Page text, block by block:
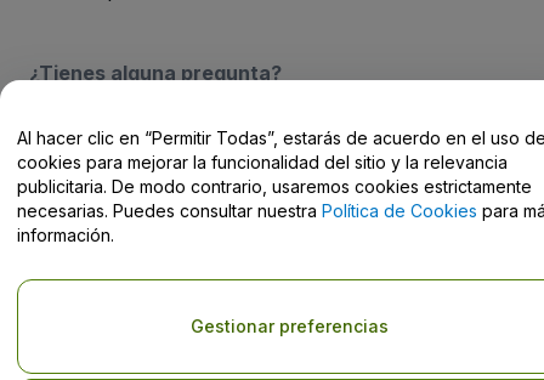
¿Tienes alguna pregunta?
Centro de Ayuda / Contacto
Derechos reservados © viagogo Entertainment Inc 2026 Datos de
El uso de este sitio web constituye la aceptación de los
Política de Privacidad, de laPolítica de Cookies
No compartir mi información personal ni tus opciones de
Al hacer clic en “Permitir Todas”, estarás de acuerdo en el uso
cookies para mejorar la funcionalidad del sitio y la relevancia
publicitaria. De modo contrario, usaremos cookies estrictamente
necesarias. Puedes consultar nuestra Política de Cookies para
información.
Gestionar preferencias